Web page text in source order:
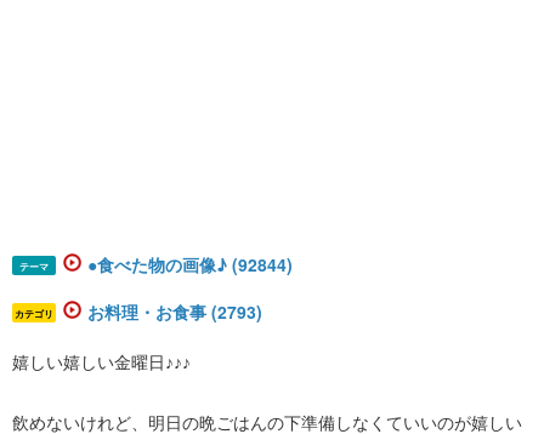
テーマ ●食べた物の画像♪ (92844)
カテゴリ お料理・お食事 (2793)
嬉しい嬉しい金曜日♪♪♪
飲めないけれど、明日の晩ごはんの下準備しなくていいのが嬉しい